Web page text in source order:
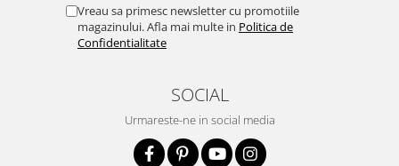
Vreau sa primesc newsletter cu promotiile
magazinului. Afla mai multe in Politica de
Confidentialitate
SOCIAL
Urmareste-ne in social media